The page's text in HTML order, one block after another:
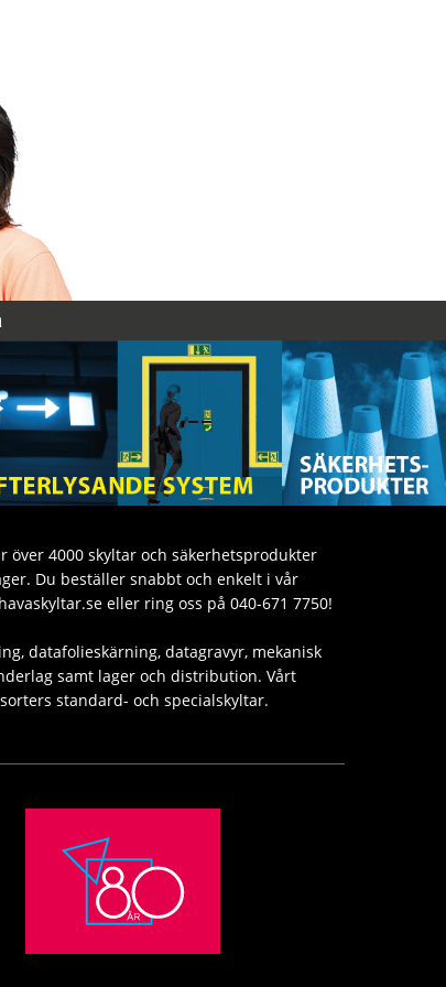
över 4000 skyltar och säkerhetsprodukter
Du beställer snabbt och enkelt i vår
eller ring oss på 040-671 7750!
datafolieskärning, datagravyr, mekanisk
samt lager och distribution. Vårt
standard- och specialskyltar.